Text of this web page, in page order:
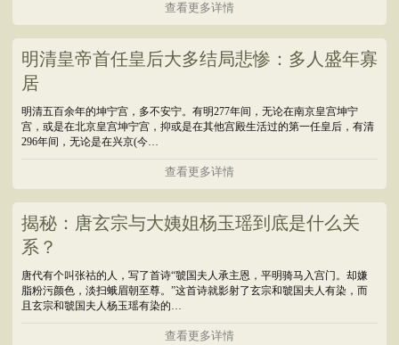
查看更多详情
明清皇帝首任皇后大多结局悲惨：多人盛年寡
居
明清五百余年的坤宁宫，多不安宁。有明277年间，无论在南京皇宫坤宁
宫，或是在北京皇宫坤宁宫，抑或是在其他宫殿生活过的第一任皇后，有清
296年间，无论是在兴京(今…
查看更多详情
揭秘：唐玄宗与大姨姐杨玉瑶到底是什么关
系？
唐代有个叫张祜的人，写了首诗“虢国夫人承主恩，平明骑马入宫门。却嫌
脂粉污颜色，淡扫蛾眉朝至尊。”这首诗就影射了玄宗和虢国夫人有染，而
且玄宗和虢国夫人杨玉瑶有染的…
查看更多详情